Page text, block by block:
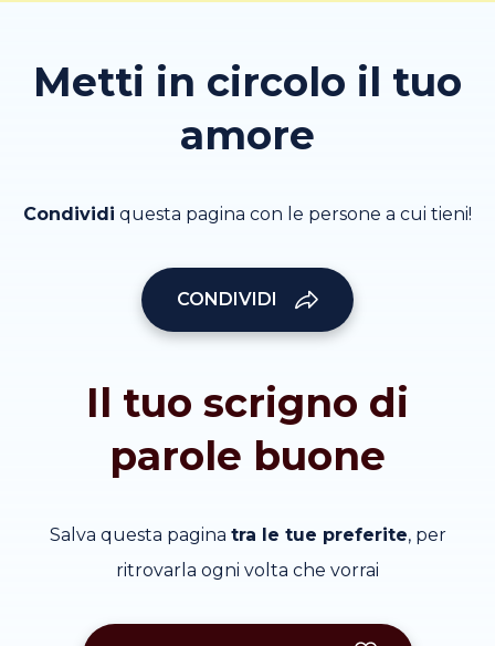
Metti in circolo il tuo
amore
Condividi questa pagina con le persone a cui tieni!
CONDIVIDI
Il tuo scrigno di
parole buone
Salva questa pagina tra le tue preferite, per
ritrovarla ogni volta che vorrai